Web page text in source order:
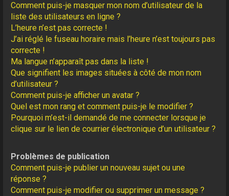
Comment puis-je masquer mon nom d’utilisateur de la
liste des utilisateurs en ligne ?
L’heure n’est pas correcte !
J’ai réglé le fuseau horaire mais l’heure n’est toujours pas
correcte !
Ma langue n’apparaît pas dans la liste !
Que signifient les images situées à côté de mon nom
d’utilisateur ?
Comment puis-je afficher un avatar ?
Quel est mon rang et comment puis-je le modifier ?
Pourquoi m’est-il demandé de me connecter lorsque je
clique sur le lien de courrier électronique d’un utilisateur ?
Problèmes de publication
Comment puis-je publier un nouveau sujet ou une
réponse ?
Comment puis-je modifier ou supprimer un message ?